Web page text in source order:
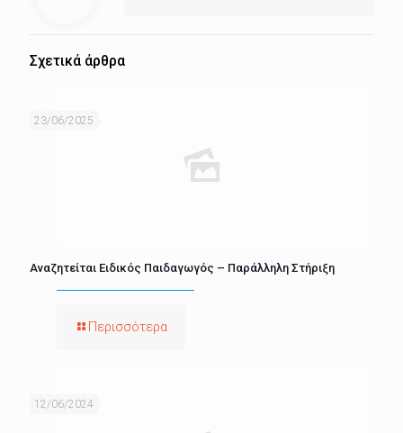
Σχετικά άρθρα
23/06/2025
Αναζητείται Ειδικός Παιδαγωγός – Παράλληλη Στήριξη
Περισσότερα
12/06/2024